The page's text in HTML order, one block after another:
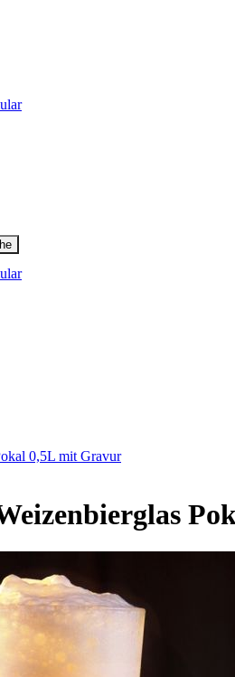
0,5L mit Gravur